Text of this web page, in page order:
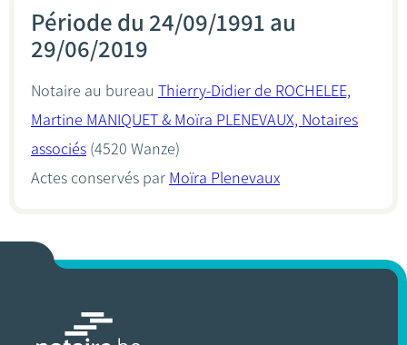
Période du 24/09/1991 au
29/06/2019
Notaire au bureau Thierry-Didier de ROCHELEE,
Martine MANIQUET & Moïra PLENEVAUX, Notaires
associés (4520 Wanze)
Actes conservés par Moïra Plenevaux